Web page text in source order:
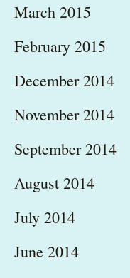
March 2015
February 2015
December 2014
November 2014
September 2014
August 2014
July 2014
June 2014